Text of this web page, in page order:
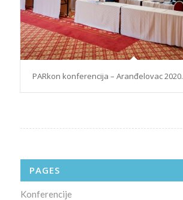
PARkon konferencija – Aranđelovac 2020.
PAGES
Konferencije